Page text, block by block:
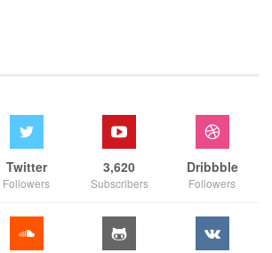
Twitter
Followers
3,620
Subscribers
Dribbble
Followers